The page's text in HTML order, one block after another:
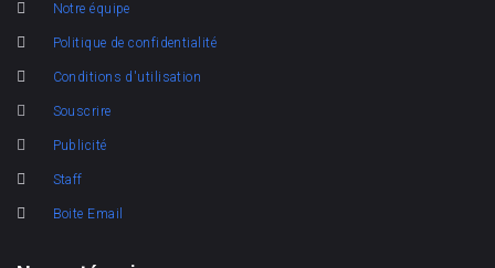
Notre équipe
Politique de confidentialité
Conditions d'utilisation
Souscrire
Publicité
Staff
Boite Email